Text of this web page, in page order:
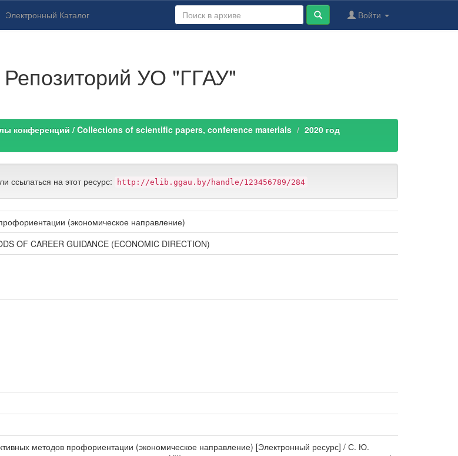
Электронный Каталог Войти
Репозиторий УО "ГГАУ"
конференций / Collections of scientific papers, conference materials
2020 год
ссылаться на этот ресурс: http://elib.ggau.by/handle/123456789/284
(экономическое направление)
OF CAREER GUIDANCE (ECONOMIC DIRECTION)
методов профориентации (экономическое направление) [Электронный ресурс] / С. Ю.